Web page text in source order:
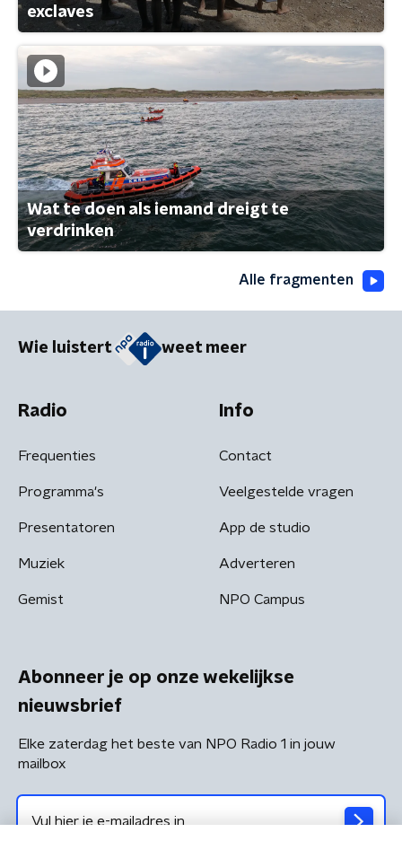
exclaves
Wat te doen als iemand dreigt te
verdrinken
Alle fragmenten
Wie luistert weet meer
Radio
Frequenties
Programma's
Presentatoren
Muziek
Gemist
Info
Contact
Veelgestelde vragen
App de studio
Adverteren
NPO Campus
Abonneer je op onze wekelijkse
nieuwsbrief
Elke zaterdag het beste van NPO Radio 1 in jouw
mailbox